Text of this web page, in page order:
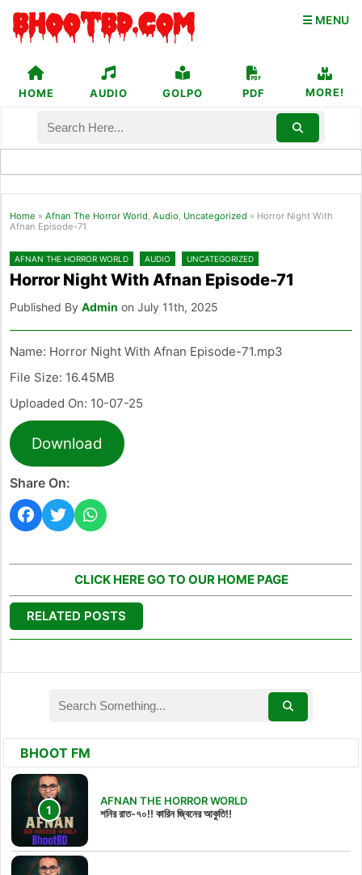
☰ MENU
HOME AUDIO GOLPO PDF MORE!
Home » Afnan The Horror World, Audio, Uncategorized » Horror Night With
Afnan Episode-71
AFNAN THE HORROR WORLD AUDIO UNCATEGORIZED
Horror Night With Afnan Episode-71
Published By Admin on July 11th, 2025
Name: Horror Night With Afnan Episode-71.mp3
File Size: 16.45MB
Uploaded On: 10-07-25
Download
Share On:
CLICK HERE GO TO OUR HOME PAGE
RELATED POSTS
BHOOT FM
AFNAN THE HORROR WORLD
শনির রাত-৭০!! কারিন জ্বিনের আকুতি!!